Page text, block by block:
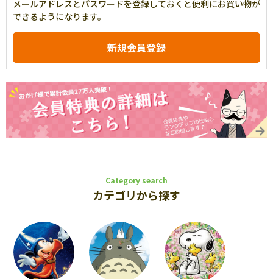
メールアドレスとパスワードを登録しておくと便利にお買い物が
できるようになります。
Category search
カテゴリから探す